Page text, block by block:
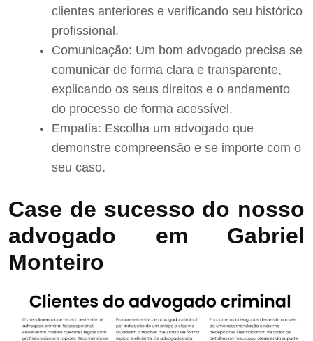
clientes anteriores e verificando seu histórico
profissional.
Comunicação: Um bom advogado precisa se
comunicar de forma clara e transparente,
explicando os seus direitos e o andamento
do processo de forma acessível.
Empatia: Escolha um advogado que
demonstre compreensão e se importe com o
seu caso.
Case de sucesso do nosso
advogado em Gabriel
Monteiro